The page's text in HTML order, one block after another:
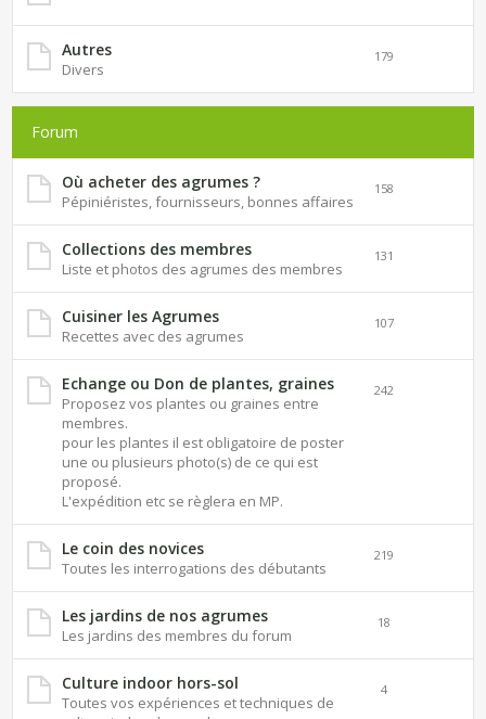
Autres
Divers
179
Forum
Où acheter des agrumes ?
Pépiniéristes, fournisseurs, bonnes affaires
158
Collections des membres
Liste et photos des agrumes des membres
131
Cuisiner les Agrumes
Recettes avec des agrumes
107
Echange ou Don de plantes, graines
Proposez vos plantes ou graines entre
membres.
pour les plantes il est obligatoire de poster
une ou plusieurs photo(s) de ce qui est
proposé.
L'expédition etc se règlera en MP.
242
Le coin des novices
Toutes les interrogations des débutants
219
Les jardins de nos agrumes
Les jardins des membres du forum
18
Culture indoor hors-sol
Toutes vos expériences et techniques de
4